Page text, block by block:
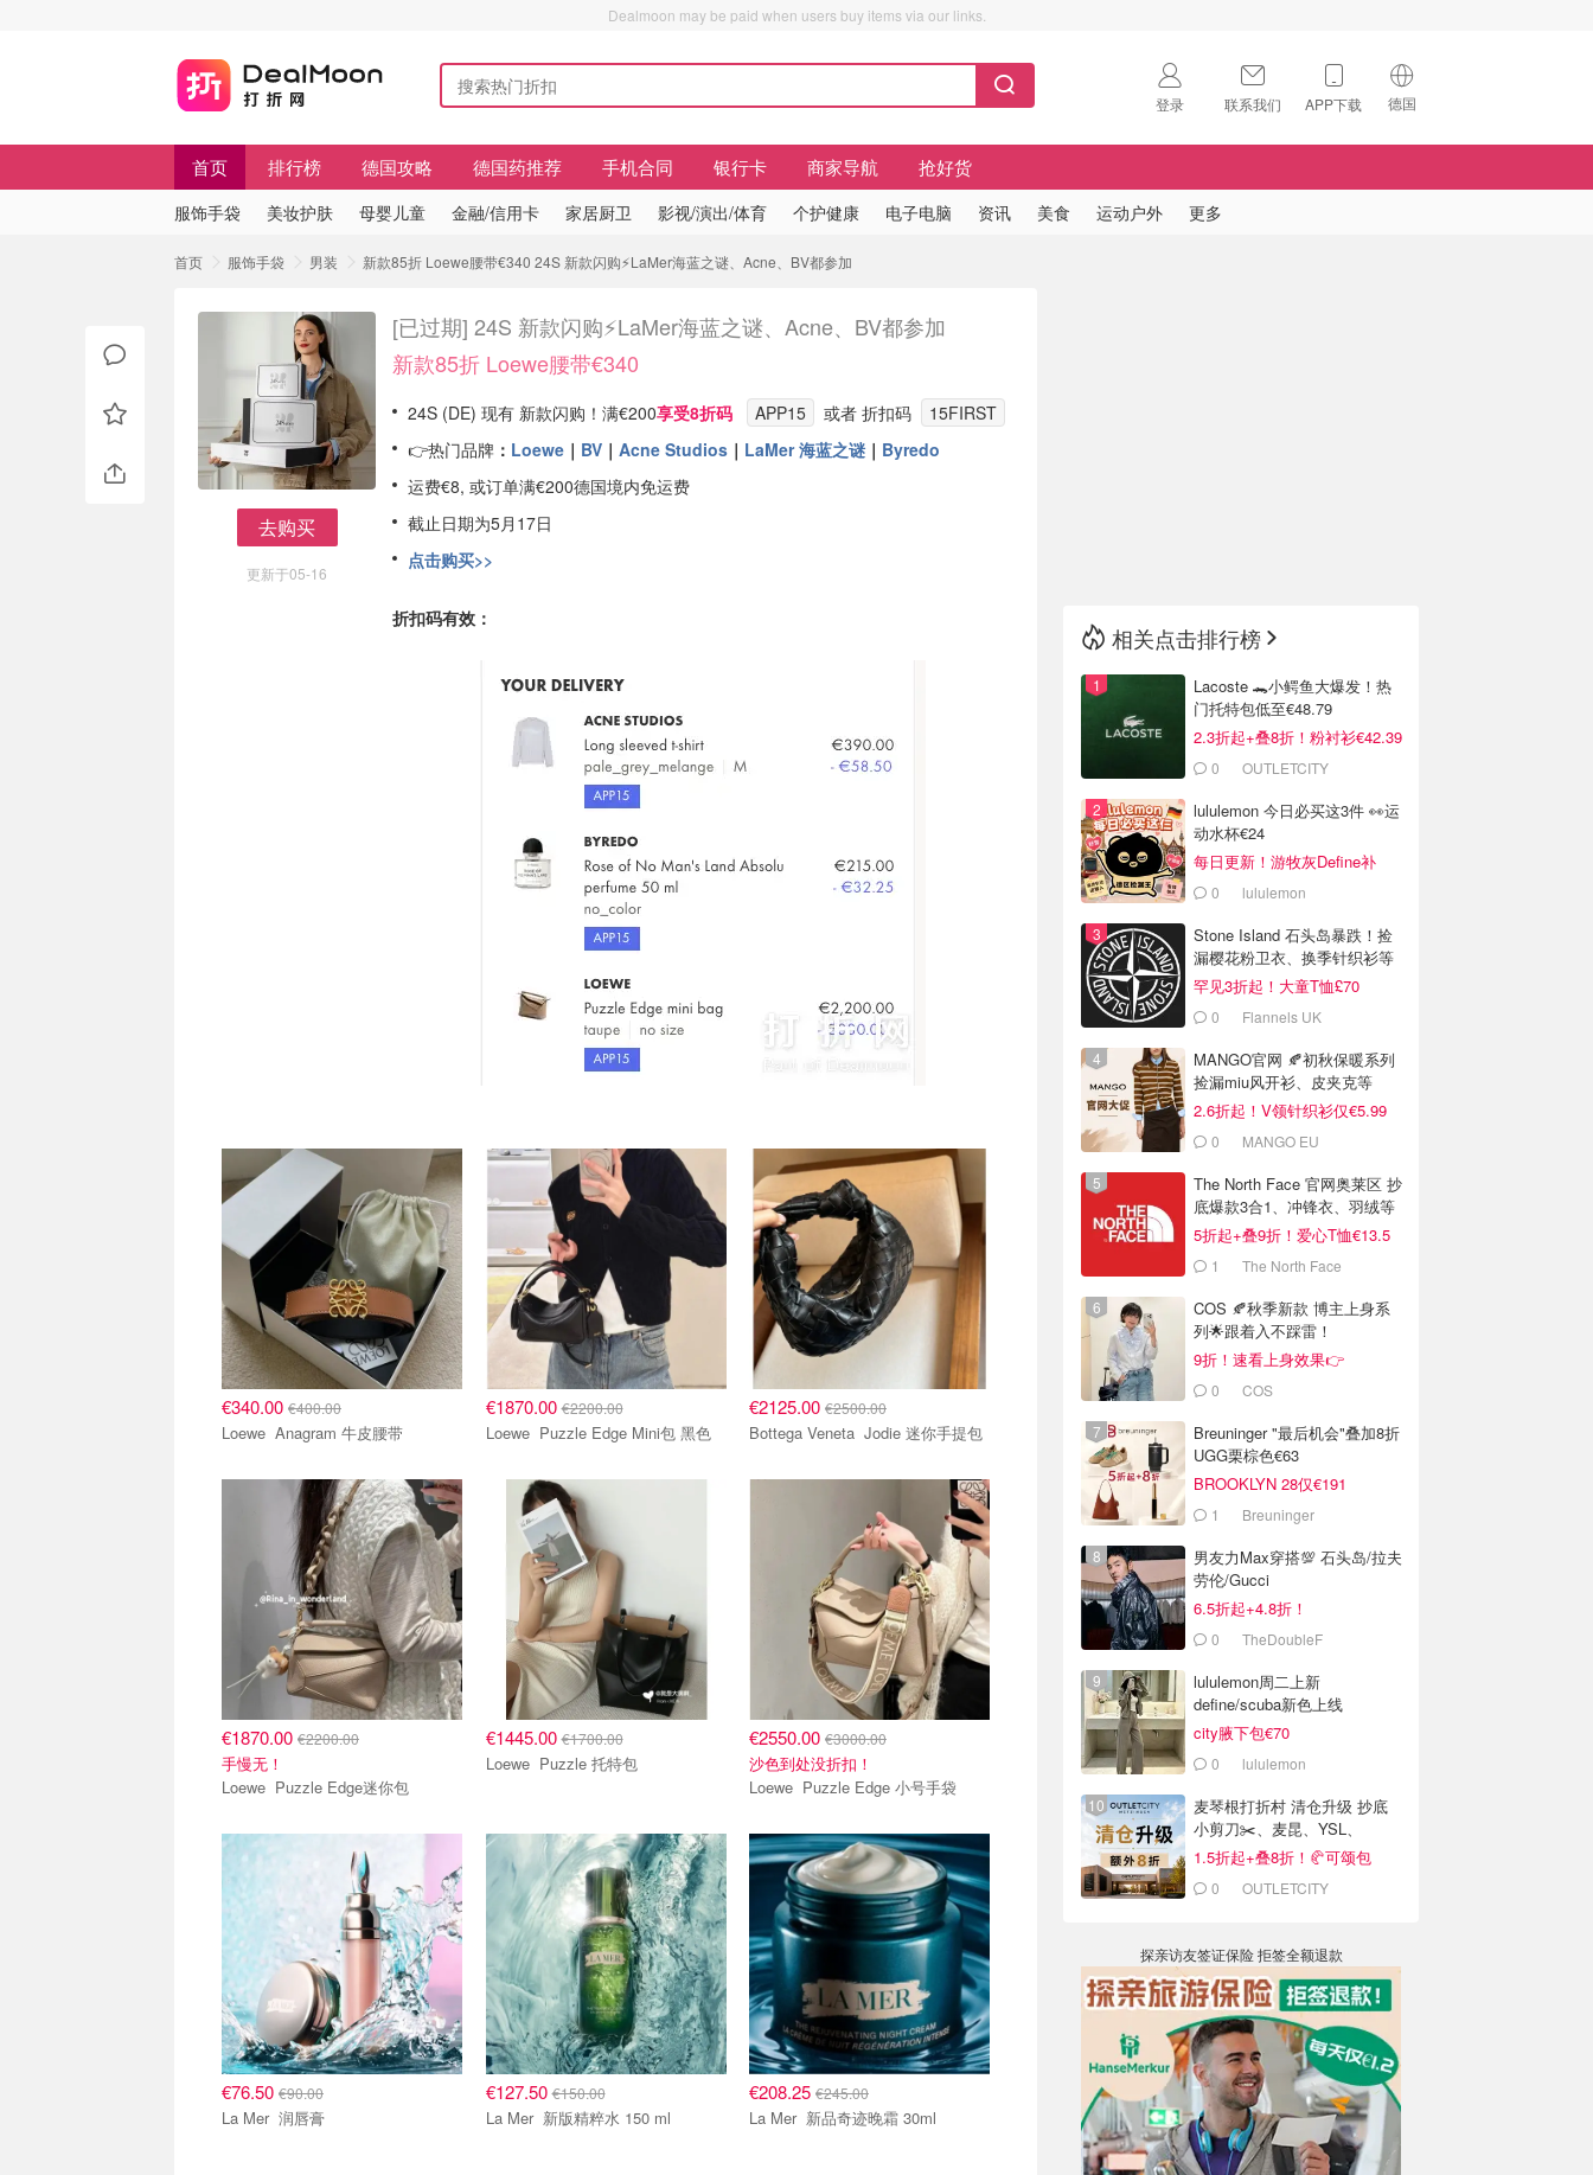
Dealmoon may be paid when users buy items via our links.
登录 联系我们 APP下载 德国
🇺🇸
首页 排行榜 德国攻略 德国药推荐 手机合同 银行卡 商家导航 抢好货
服饰手袋 美妆护肤 母婴儿童 金融/信用卡 家居厨卫 影视/演出/体育 个护健康 电子电脑 资讯 美食 运动户外 更多
首页 服饰手袋 男装 新款85折 Loewe腰带€340 24S 新款闪购⚡️LaMer海蓝之谜、Acne、BV都参加
去购买
更新于05-16
[已过期] 24S 新款闪购⚡️LaMer海蓝之谜、Acne、BV都参加
新款85折 Loewe腰带€340
24S (DE) 现有 新款闪购！满€200享受8折码 APP15 或者 折扣码
15FIRST
👉热门品牌 ： Loewe ｜ BV ｜ Acne Studios ｜ LaMer 海蓝之谜 ｜ Byredo
运费€8, 或订单满€200德国境内免运费
截止日期为5月17日
点击购买>>
折扣码有效：
€340.00 €400.00
Loewe Anagram 牛皮腰带
€1870.00€2200.00
Loewe Puzzle Edge Mini包 黑色
€2125.00 €2500.00
Bottega Veneta Jodie 迷你手提包
€1870.00 €2200.00
手慢无！
Loewe Puzzle Edge迷你包
€1445.00€1700.00
Loewe Puzzle 托特包
€2550.00 €3000.00
沙色到处没折扣！
Loewe Puzzle Edge 小号手袋
€76.50 €90.00
La Mer 润唇膏
€127.50€150.00
La Mer 新版精粹水 150 ml
€208.25 €245.00
La Mer 新品奇迹晚霜 30ml
相关点击排行榜
Lacoste 🐊小鳄鱼大爆发！热
门托特包低至€48.79
2.3折起+叠8折！粉衬衫€42.39
0
OUTLETCITY
lululemon 今日必买这3件 👀运
动水杯€24
每日更新！游牧灰Define补
货！0 lululemon
Stone Island 石头岛暴跌！捡
漏樱花粉卫衣、换季针织衫等
罕见3折起！大童T恤£70
0 Flannels UK
MANGO官网 🍂初秋保暖系列
捡漏miu风开衫、皮夹克等
2.6折起！V领针织衫仅€5.99
0 MANGO EU
The North Face 官网奥莱区 抄
底爆款3合1、冲锋衣、羽绒等
5折起+叠9折！爱心T恤€13.5
1 The North Face
COS 🍂秋季新款 博主上身系
列🌟跟着入不踩雷！
9折！速看上身效果👉
0 COS
Breuninger "最后机会"叠加8折
UGG栗棕色€63
BROOKLYN 28仅€191
1 Breuninger
男友力Max穿搭💯 石头岛/拉夫
劳伦/Gucci
6.5折起+4.8折！
0 TheDoubleF
lululemon周二上新
define/scuba新色上线
city腋下包€70
0 lululemon
麦琴根打折村 清仓升级 抄底
小剪刀✂️、麦昆、YSL、
Barbour等
1.5折起+叠8折！🥐可颂包
€44.79
0
OUTLETCITY
探亲访友签证保险 拒签全额退款